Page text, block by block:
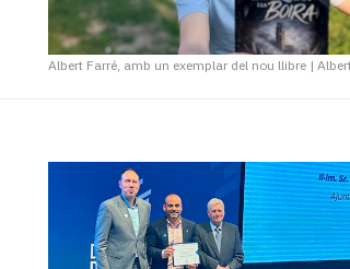
Albert Farré, amb un exemplar del nou llibre |